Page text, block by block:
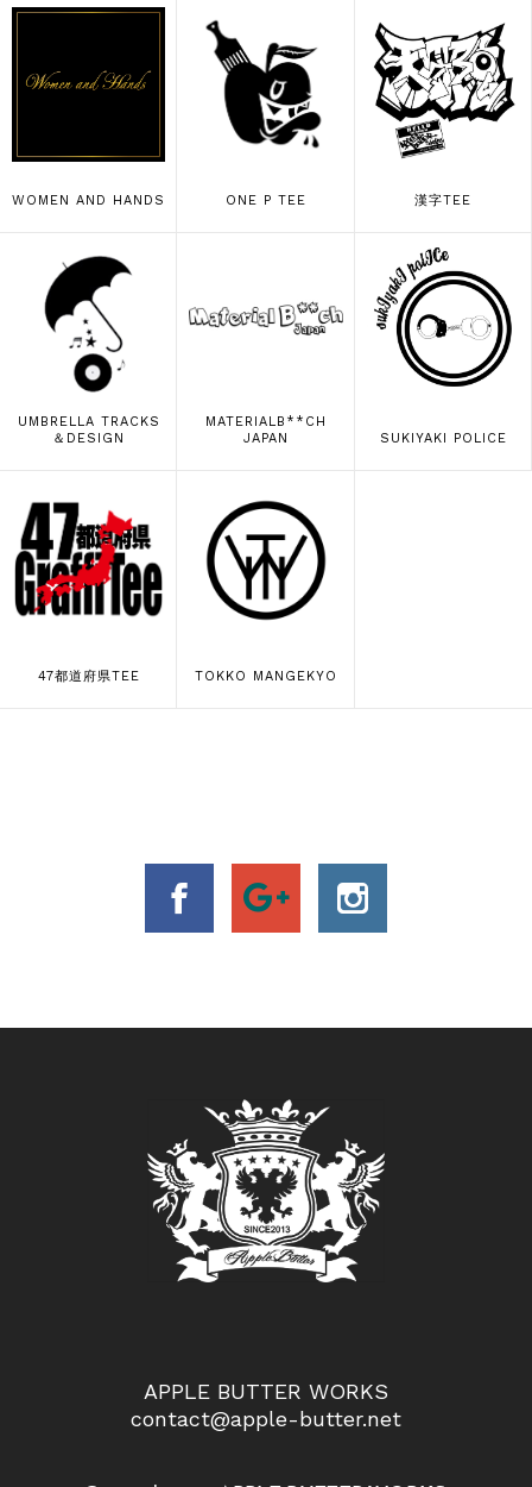
WOMEN AND HANDS ONE P TEE 漢字TEE
UMBRELLA TRACKS
＆DESIGN
MATERIALB**CH
JAPAN
SUKIYAKI POLICE
47都道府県TEE TOKKO MANGEKYO
APPLE BUTTER WORKS
contact@apple-butter.net